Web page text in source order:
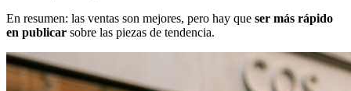
En resumen: las ventas son mejores, pero hay que ser más rápido
en publicar sobre las piezas de tendencia.